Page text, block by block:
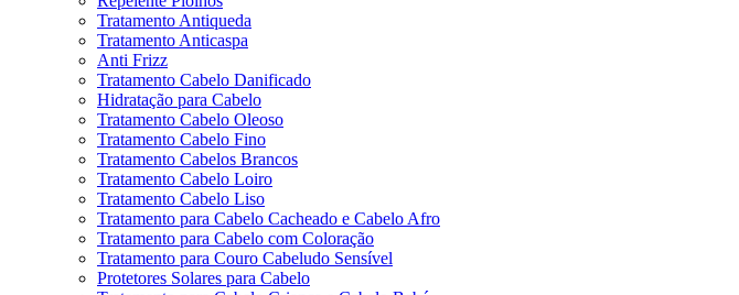
Tratamento Antiqueda
Tratamento Anticaspa
Anti Frizz
Tratamento Cabelo Danificado
Hidratação para Cabelo
Tratamento Cabelo Oleoso
Tratamento Cabelo Fino
Tratamento Cabelos Brancos
Tratamento Cabelo Loiro
Tratamento Cabelo Liso
Tratamento para Cabelo Cacheado e Cabelo Afro
Tratamento para Cabelo com Coloração
Tratamento para Couro Cabeludo Sensível
Protetores Solares para Cabelo